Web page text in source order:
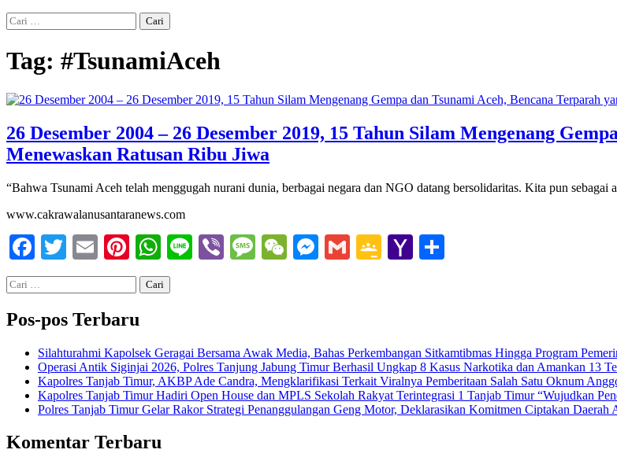
Cari
untuk:
Tag: #TsunamiAceh
26 Desember 2004 – 26 Desember 2019, 15 Tahun Silam Mengenang
Menewaskan Ratusan Ribu Jiwa
“Bahwa Tsunami Aceh telah menggugah nurani dunia, berbagai negara dan NGO datang bersolidaritas. Kita pun
www.cakrawalanusantaranews.com
Facebook
TwitterEmailPinterest
WhatsApp
LineViberMessage
WeChat
Messenger
GmailGoogleYahoo
Cari
untuk:
Pos-pos Terbaru
Silahturahmi Kapolsek Geragai Bersama Awak Media, Bahas Perkembangan Sitkamtibmas Hingga Program
Operasi Antik Siginjai 2026, Polres Tanjung Jabung Timur Berhasil Ungkap 8 Kasus Narkotika dan Amankan 13
Kapolres Tanjab Timur, AKBP Ade Candra, Mengklarifikasi Terkait Viralnya Pemberitaan Salah Satu Oknum
Kapolres Tanjab Timur Hadiri Open House dan MPLS Sekolah Rakyat Terintegrasi 1 Tanjab Timur “Wujudkan
Polres Tanjab Timur Gelar Rakor Strategi Penanggulangan Geng Motor, Deklarasikan Komitmen Ciptakan Daerah
Komentar Terbaru